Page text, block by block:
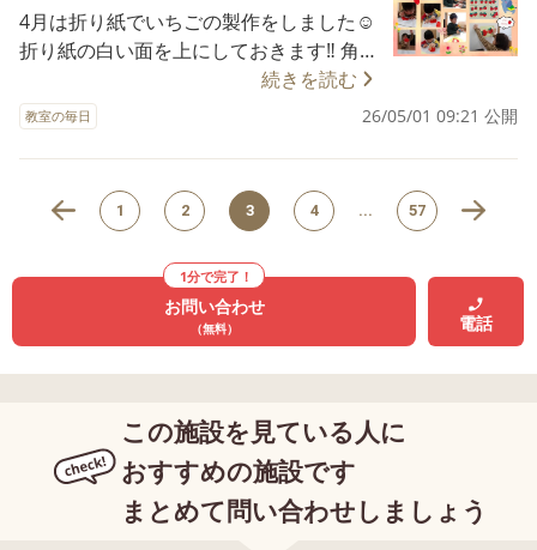
り、テンポよく乗せています🎶 💟難易度
③薄切り、厚切りの切り口斜め 切り口が
斜めなので、乗せた時に 倒れやすくなっ
ています。 倒れても、繰り返し挑戦しま
人、難易度別のトレイの中から 輪を選ん
で紙コップの上に重ねていきます🙋 重ね
たら、次のお友達にタッチ‼️で交代します
度挑戦し……… 「１５✨やったー」 崩れて
しまっても諦めずに取り組み みんなで協
置くことで 集中力を養う。 ②お友達と協
力して取り組み 達成する喜びを育む。
4月は折り紙でいちごの製作をしました☺️
折り紙の白い面を上にしておきます‼️ 角と
角を合わせるよう三角に折ります🔺 折っ
たところは、しっかり手で押さえて 「ア
イロン！」 折り目をつけていますよ👍 出
来たら、ペンやシールで種をつけます🖊️
てんてん… ぺたぺた… 集中して取り
組みました🙋 次は緑色の折り紙をハサミ
をよく見て、ハサミを広げてちょっき
ん！と 一回切りをします。 作ったパーツ
を糊で貼り付けて完成です✨ 壁に貼り付
り目をつけるなど、細かい手先の動きを
養う。 ②自分で折って作品を作り上げる
ことで「できた」という喜び、 達成感
続きを読む
教室の毎日 26/05/01 09:21 公開
1 2 3 4 ... 57
1分で完了！
お問い合わせ
（無料） 電話
この施設を見ている人に
おすすめの施設です
まとめて問い合わせしましょう